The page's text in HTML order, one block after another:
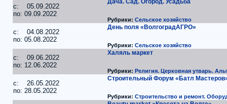
c: 05.09.2022
по: 09.09.2022
Дача. Сад. Огород. Усадьба
Рубрики: Сельское хозяйство
c: 04.08.2022
по: 05.08.2022
День поля «ВолгоградАГРО»
Рубрики: Сельское хозяйство
c: 09.06.2022
по: 12.06.2022
Халяль маркет
Рубрики: Религия. Церковная утварь.
c: 26.05.2022
по: 28.05.2022
Строительный Форум «Батл
Рубрики: Строительство и ремонт.